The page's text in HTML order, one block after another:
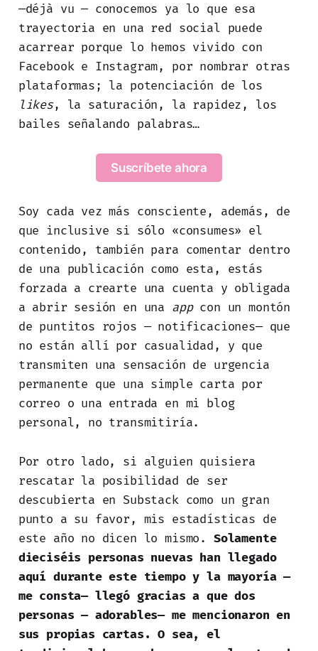
—déjà vu — conocemos ya lo que esa
trayectoria en una red social puede
acarrear porque lo hemos vivido con
Facebook e Instagram, por nombrar otras
plataformas; la potenciación de los
likes, la saturación, la rapidez, los
bailes señalando palabras…
Suscríbete ahora
Soy cada vez más consciente, además, de
que inclusive si sólo «consumes» el
contenido, también para comentar dentro
de una publicación como esta, estás
forzada a crearte una cuenta y obligada
a abrir sesión en una appcon un montón
de puntitos rojos — notificaciones— que
no están allí por casualidad, y que
transmiten una sensación de urgencia
permanente que una simple carta por
correo o una entrada en mi blog
personal, no transmitiría.
Por otro lado, si alguien quisiera
rescatar la posibilidad de ser
descubierta en Substack como un gran
punto a su favor, mis estadísticas de
este año no dicen lo mismo. Solamente
dieciséis personas nuevas han llegado
aquí durante este tiempo y la mayoría —
me consta— llegó gracias a que dos
personas — adorables— me mencionaron en
sus propias cartas. O sea, el